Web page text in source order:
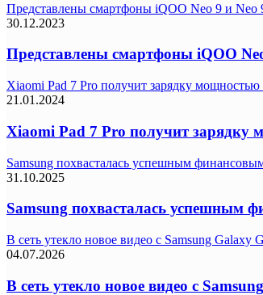
Представлены смартфоны iQOO Neo 9 и Neo
30.12.2023
Представлены смартфоны iQOO
Xiaomi Pad 7 Pro получит зарядку
21.01.2024
Xiaomi Pad 7 Pro получит зарядку
Samsung похвасталась успешным
31.10.2025
Samsung похвасталась успешным
В сеть утекло новое видео с Samsung Galaxy
04.07.2026
В сеть утекло новое видео с